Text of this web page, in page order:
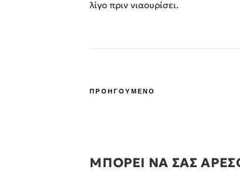
λίγο πριν νιαουρίσει.
ΠΡΟΗΓΟΥΜΕΝΟ
ΜΠΟΡΕΙ ΝΑ ΣΑΣ